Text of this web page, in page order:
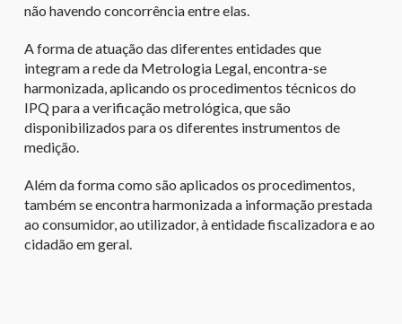
não havendo concorrência entre elas. ​
A forma de atuação das diferentes entidades que
integram a rede da Metrologia Legal, encontra-se
harmonizada, aplicando os procedimentos técnicos do
IPQ para a verificação metrológica, que são
disponibilizados para os diferentes instrumentos de
medição. ​
Além da forma como são aplicados os procedimentos,
também se encontra harmonizada a informação prestada
ao consumidor, ao utilizador, à entidade fiscalizadora e ao
cidadão em geral.